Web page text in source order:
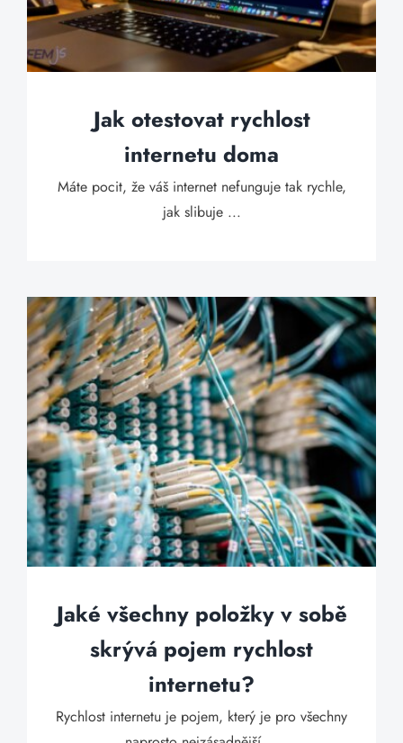
Jak otestovat rychlost
internetu doma
Máte pocit, že váš internet nefunguje tak rychle,
jak slibuje ...
Jaké všechny položky v sobě
skrývá pojem rychlost
internetu?
Rychlost internetu je pojem, který je pro všechny